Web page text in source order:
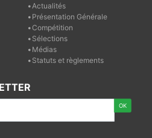
Actualités
Présentation Générale
Compétition
Sélections
Médias
Statuts et règlements